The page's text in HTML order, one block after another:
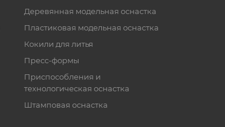
Деревянная модельная оснастка
Пластиковая модельная оснастка
Кокили для литья
Пресс-формы
Приспособления и
технологическая оснастка
Штамповая оснастка